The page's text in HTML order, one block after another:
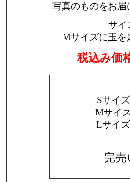
写真のものをお
サイ
Mサイズに玉を
税込み価
Sサイ
Mサイ
Lサイ
完